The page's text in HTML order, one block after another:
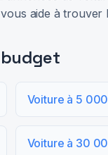
aide à
budget
Voiture à 5
Voiture à 30